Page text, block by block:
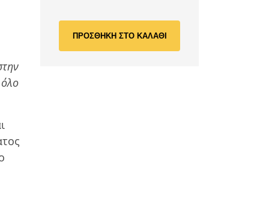
ΠΡΟΣΘΗΚΗ ΣΤΟ ΚΑΛΑΘΙ